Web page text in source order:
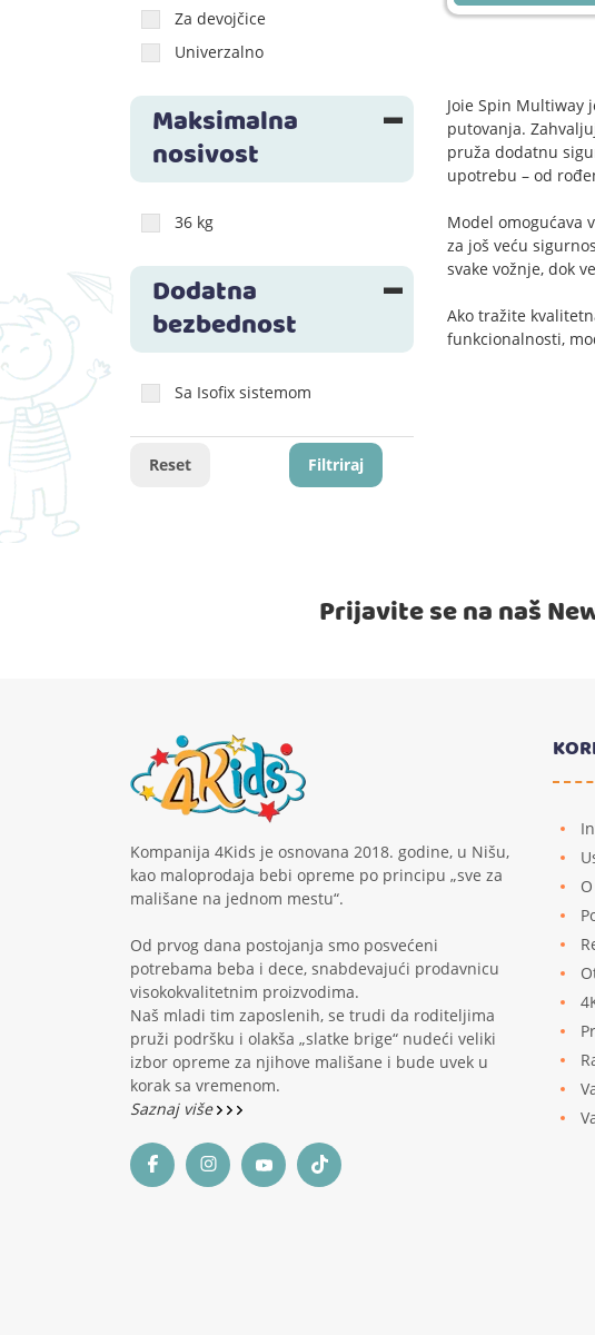
Za devojčice
Univerzalno
Maksimalna
nosivost
36 kg
Dodatna
bezbednost
Sa Isofix sistemom
Reset Filtriraj
Joie Spin Multiway
putovanja.
pruža dodatnu
upotrebu – od
Model omogućava
za još veću
svake vožnje, dok
Ako tražite
funkcionalnosti,
Prijavite se na naš
Kompanija 4Kids je osnovana 2018. godine, u Nišu,
kao maloprodaja bebi opreme po principu „sve za
mališane na jednom mestu“.
Od prvog dana postojanja smo posvećeni
potrebama beba i dece, snabdevajući prodavnicu
visokokvalitetnim proizvodima.
Naš mladi tim zaposlenih, se trudi da roditeljima
pruži podršku i olakša „slatke brige“ nudeći veliki
izbor opreme za njihove mališane i bude uvek u
korak sa vremenom.
Saznaj više